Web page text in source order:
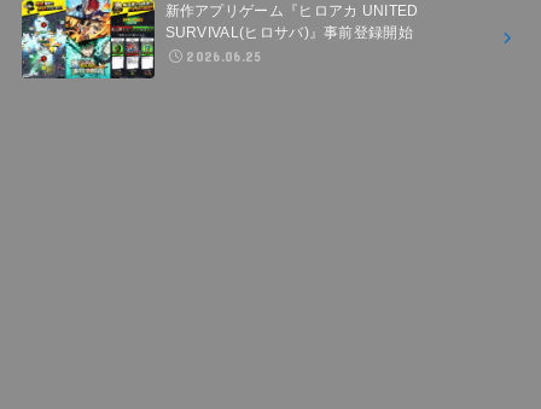
新作アプリゲーム『ヒロアカ UNITED
SURVIVAL(ヒロサバ)』事前登録開始
2026.06.25